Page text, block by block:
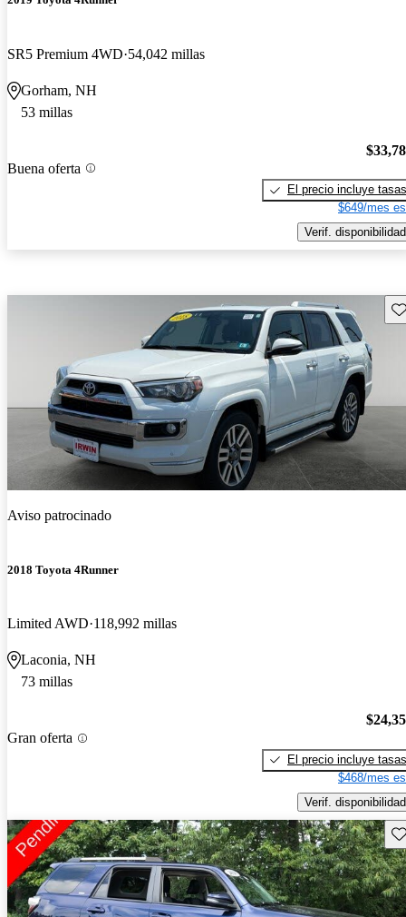
SR5 Premium 4WD 54,042 millas
Gorham, NH
53 millas
Buena oferta
El precio incluye tasas
$649/mes
Verif. disponibilidad
Aviso patrocinado
2018 Toyota 4Runner
Limited AWD 118,992 millas
Laconia, NH
73 millas
Gran oferta
El precio incluye tasas
$468/mes
Verif. disponibilidad